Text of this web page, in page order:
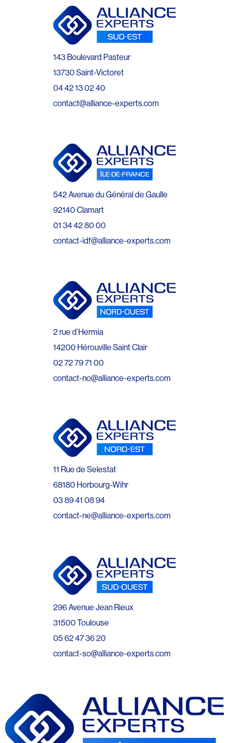
143 Boulevard Pasteur
13730 Saint-Victoret
04 42 13 02 40
contact@alliance-experts.com
542 Avenue du Général de Gaulle
92140 Clamart
01 34 42 80 00
contact-idf@alliance-experts.com
2 rue d’Hermia
14200 Hérouville Saint Clair
02 72 79 71 00
contact-no@alliance-experts.com
11 Rue de Selestat
68180 Horbourg-Wihr
03 89 41 08 94
contact-ne@alliance-experts.com
296 Avenue Jean Rieux
31500 Toulouse
05 62 47 36 20
contact-so@alliance-experts.com